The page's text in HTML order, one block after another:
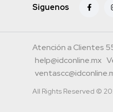
Siguenos
Atención a Clientes
help@idconline.mx
All Rights Reserved ©